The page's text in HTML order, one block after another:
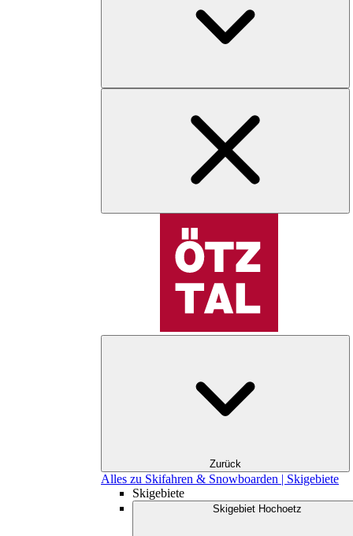
Zurück
Alles zu Skifahren & Snowboarden | Skigebiete
Skigebiete
Skigebiet Hochoetz